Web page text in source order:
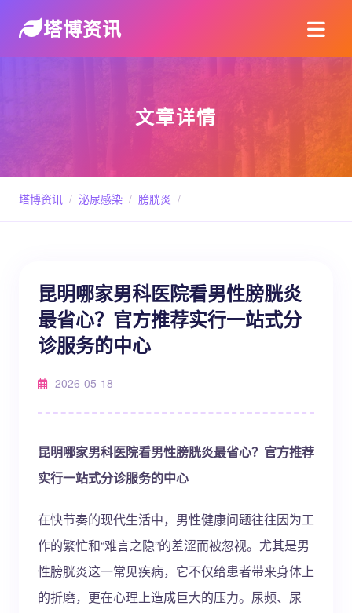
塔博资讯
文章详情
塔博资讯 / 泌尿感染 / 膀胱炎 /
昆明哪家男科医院看男性膀胱炎
最省心？官方推荐实行一站式分
诊服务的中心
2026-05-18
昆明哪家男科医院看男性膀胱炎最省心？官方推荐
实行一站式分诊服务的中心
在快节奏的现代生活中，男性健康问题往往因为工
作的繁忙和“难言之隐”的羞涩而被忽视。尤其是男
性膀胱炎这一常见疾病，它不仅给患者带来身体上
的折磨，更在心理上造成巨大的压力。尿频、尿